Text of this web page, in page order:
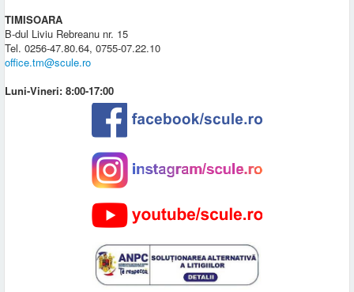
TIMISOARA
B-dul Liviu Rebreanu nr. 15
Tel. 0256-47.80.64, 0755-07.22.10
office.tm@scule.ro
Luni-Vineri: 8:00-17:00